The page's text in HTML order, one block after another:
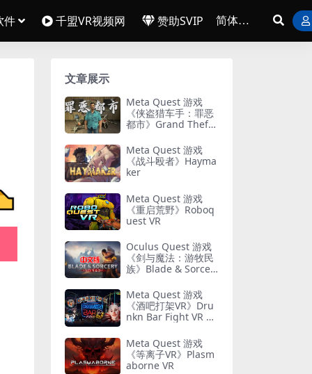
件 千盟VR视频网 赞助SVIP
文章展示
Meta Quest 游戏
《侠盗猎车手：罪恶
都市》Grand Theft
Meta Quest 游戏
《战斗殴者》Hayma
ker
Meta Quest 游戏
《重启荒野》Roboq
uest VR
Oculus Quest 游戏
《剑与魔法：游牧民
族》Blade & Sorcer
Meta Quest 游戏
《酒吧打架VR》Dru
nkn Bar Fight VR 游
Meta Quest 游戏
《等离子VR》Plasm
aborne VR